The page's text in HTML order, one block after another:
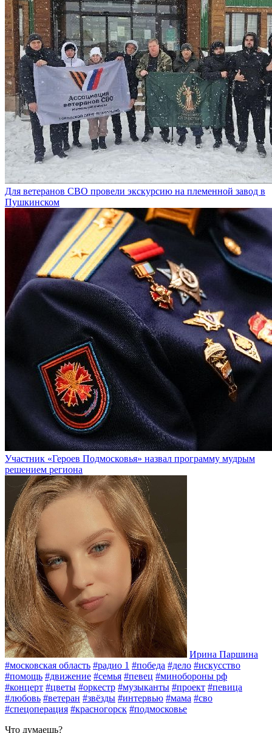
Для ветеранов СВО провели экскурсию на племенной завод в
Пушкинском
Участник «Героев Подмосковья» назвал программу мудрым
решением региона
Ирина Паршина
#московская область #радио 1 #победа #дело #искусство
#помощь #движение #семья #певец #минобороны рф
#концерт #цветы #оркестр #музыканты #проект #певица
#любовь #ветеран #звёзды #интервью #мама #сво
#спецоперация #красногорск #подмосковье
Что думаешь?